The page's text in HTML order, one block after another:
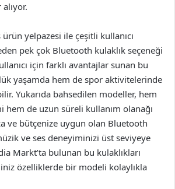
yelpazesi ile çeşitli kullanıcı
pek çok Bluetooth kulaklık seçeneği
için farklı avantajlar sunan bu
yaşamda hem de spor aktivitelerinde
Yukarıda bahsedilen modeller, hem
hem de uzun süreli kullanım olanağı
ve bütçenize uygun olan Bluetooth
ve ses deneyiminizi üst seviyeye
Markt’ta bulunan bu kulaklıkları
özelliklerde bir modeli kolaylıkla